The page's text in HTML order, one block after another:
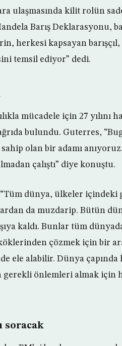
ulaşmasında kilit rolün
Barış Deklarasyonu,
herkesi kapsayan
temsil ediyor” dedi.
mücadele için 27 yılını
bulundu. Guterres,
olan bir adamı
çalıştı” diye konuştu.
dünya, ülkeler içindeki
da muzdarip. Bütün
kaldı. Bunlar tüm
çözmek için bir
ele alabilir. Dünya çapında
gerekli önlemleri almak için
soracak